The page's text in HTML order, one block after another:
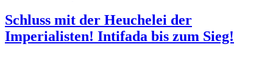
Schluss mit der Heuchelei der
Imperialisten! Intifada bis zum Sieg!